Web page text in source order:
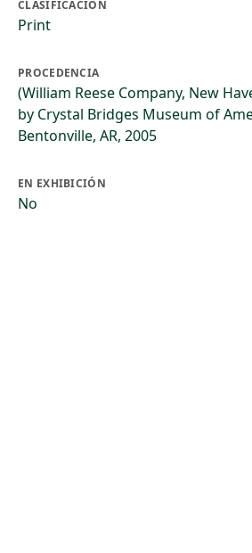
CLASIFICACIÓN
Print
PROCEDENCIA
(William Reese Company, New
by Crystal Bridges Museum of
Bentonville, AR, 2005
EN EXHIBICIÓN
No